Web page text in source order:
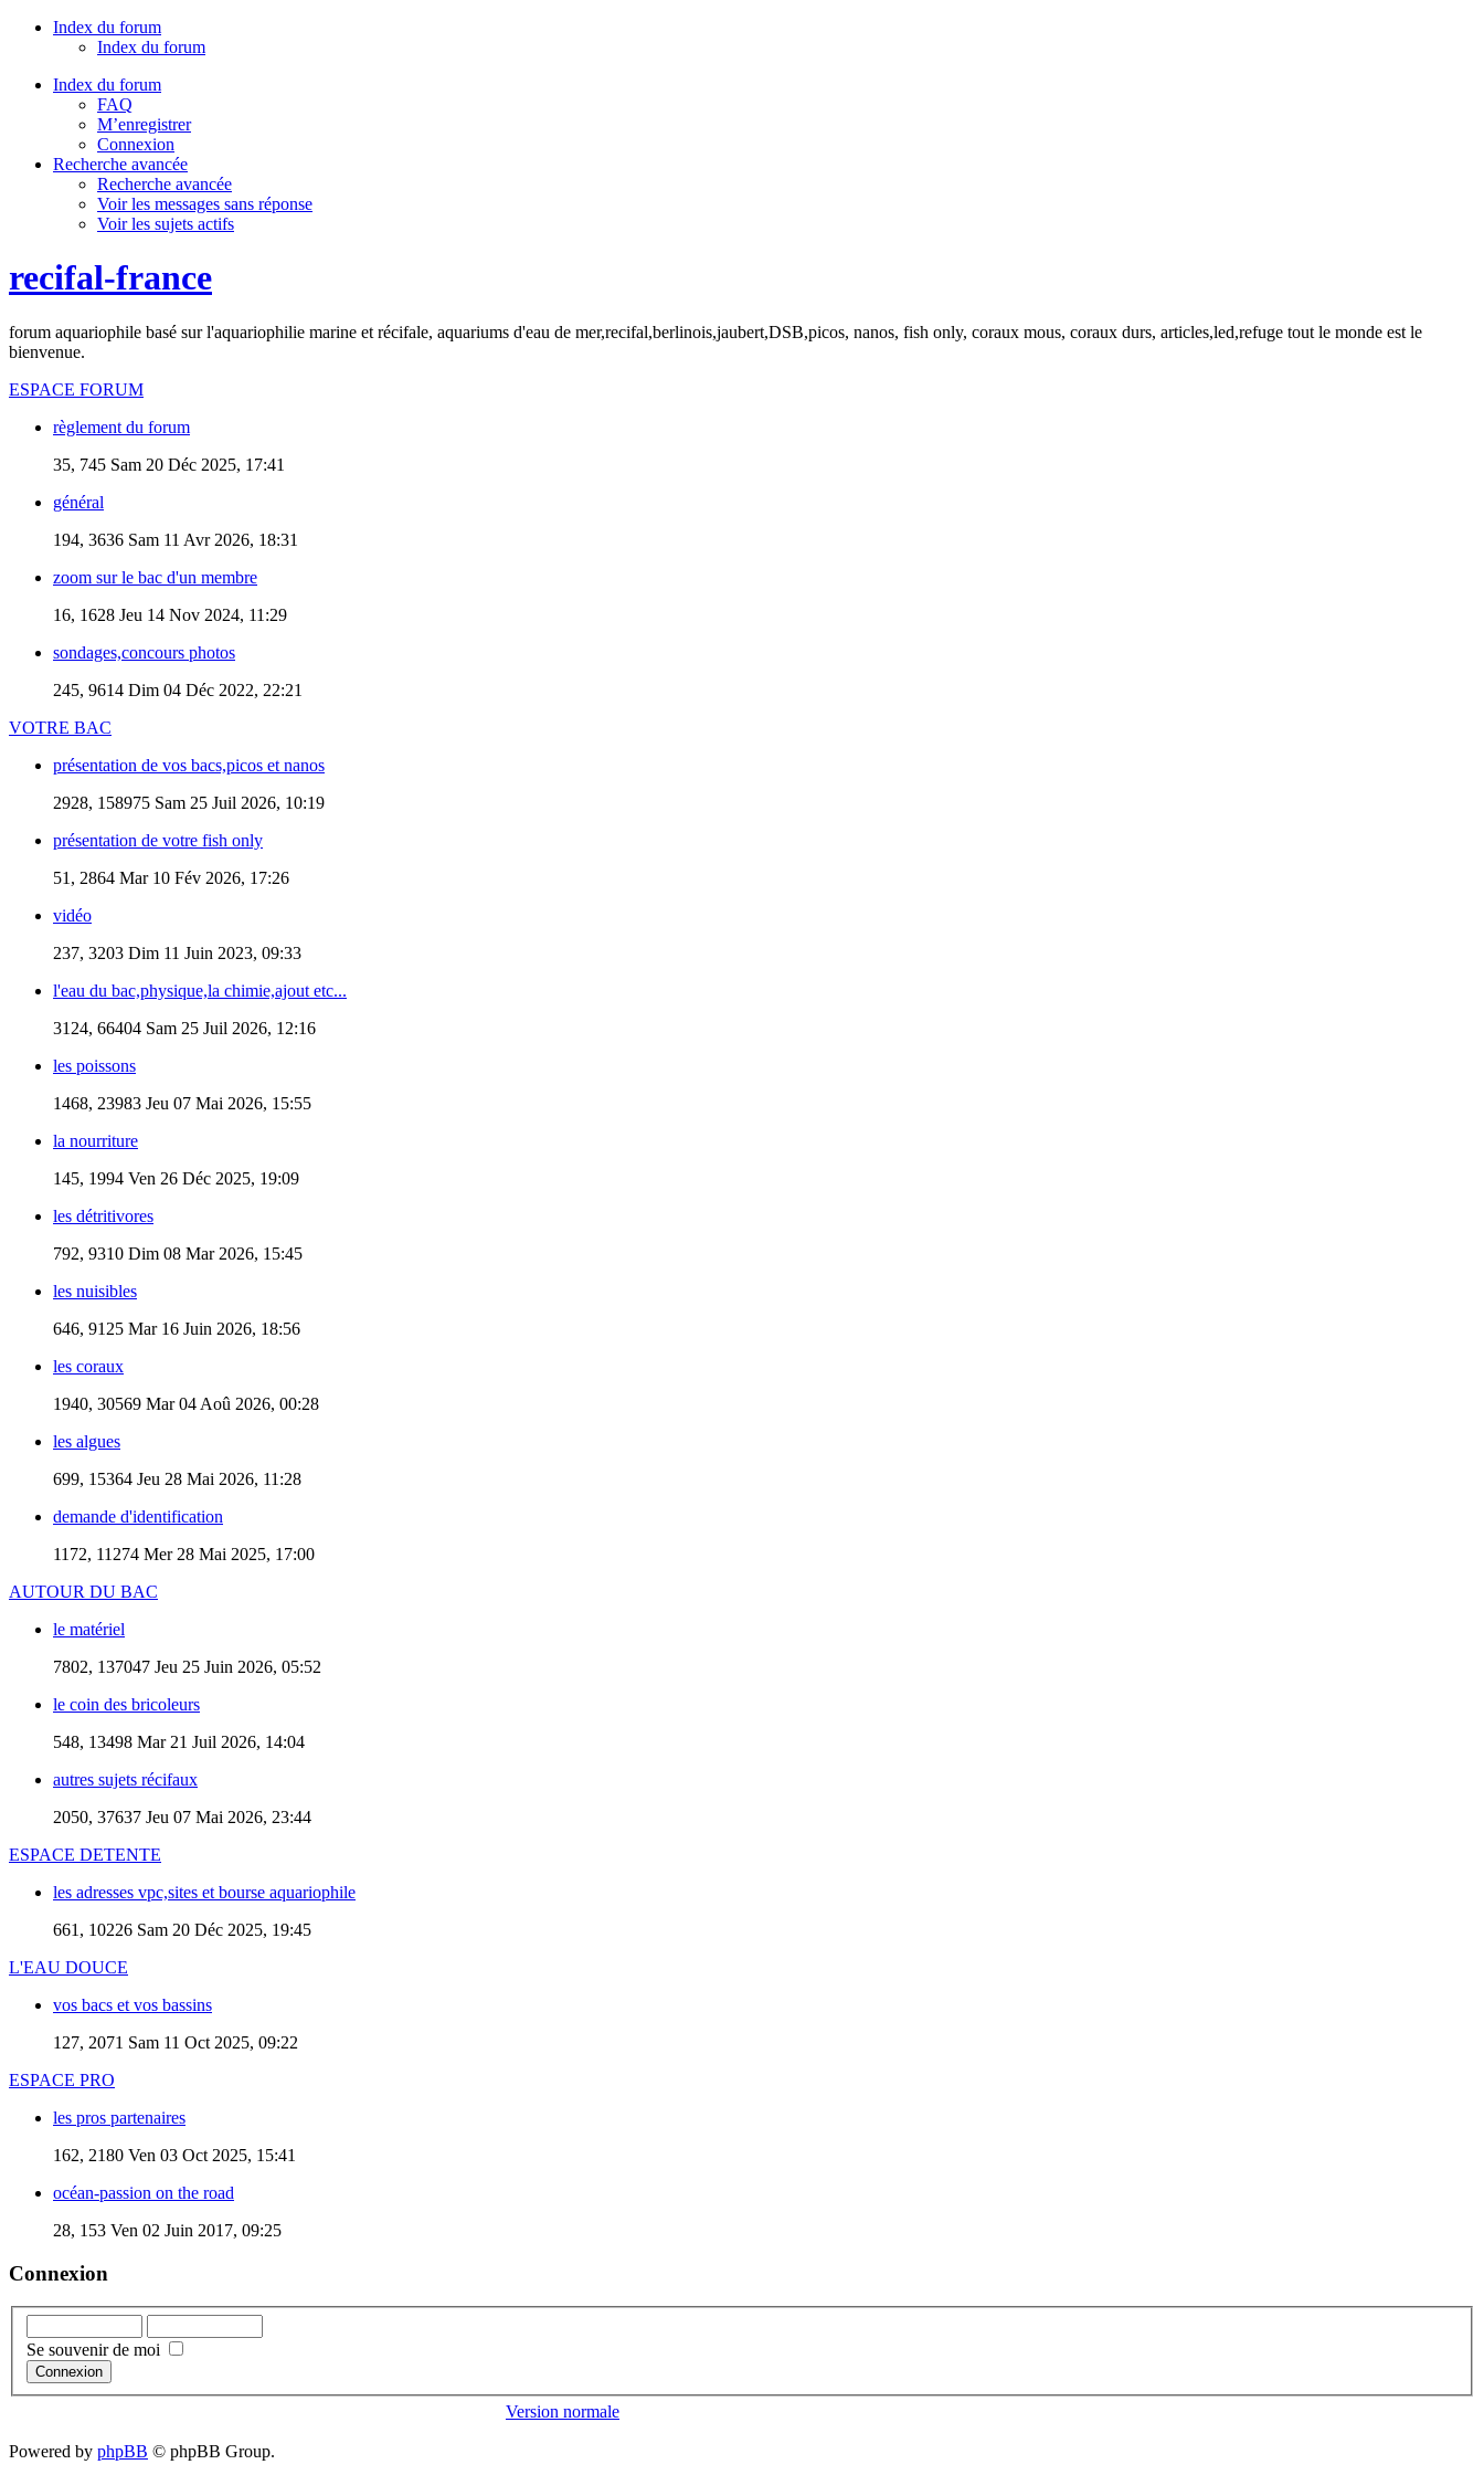
Index du forum
Index du forum
Index du forum
FAQ
M’enregistrer
Connexion
Recherche avancée
Recherche avancée
Voir les messages sans réponse
Voir les sujets actifs
recifal-france
forum aquariophile basé sur l'aquariophilie marine et récifale, aquariums d'eau de mer,recifal,berlinois,jaubert,DSB,picos, nanos, fish only, coraux mous, coraux durs, articles,led,refuge tout le monde est le
bienvenue.
ESPACE FORUM
règlement du forum
35, 745 Sam 20 Déc 2025, 17:41
général
194, 3636 Sam 11 Avr 2026, 18:31
zoom sur le bac d'un membre
16, 1628 Jeu 14 Nov 2024, 11:29
sondages,concours photos
245, 9614 Dim 04 Déc 2022, 22:21
VOTRE BAC
présentation de vos bacs,picos et nanos
2928, 158975 Sam 25 Juil 2026, 10:19
présentation de votre fish only
51, 2864 Mar 10 Fév 2026, 17:26
vidéo
237, 3203 Dim 11 Juin 2023, 09:33
l'eau du bac,physique,la chimie,ajout etc...
3124, 66404 Sam 25 Juil 2026, 12:16
les poissons
1468, 23983 Jeu 07 Mai 2026, 15:55
la nourriture
145, 1994 Ven 26 Déc 2025, 19:09
les détritivores
792, 9310 Dim 08 Mar 2026, 15:45
les nuisibles
646, 9125 Mar 16 Juin 2026, 18:56
les coraux
1940, 30569 Mar 04 Aoû 2026, 00:28
les algues
699, 15364 Jeu 28 Mai 2026, 11:28
demande d'identification
1172, 11274 Mer 28 Mai 2025, 17:00
AUTOUR DU BAC
le matériel
7802, 137047 Jeu 25 Juin 2026, 05:52
le coin des bricoleurs
548, 13498 Mar 21 Juil 2026, 14:04
autres sujets récifaux
2050, 37637 Jeu 07 Mai 2026, 23:44
ESPACE DETENTE
les adresses vpc,sites et bourse aquariophile
661, 10226 Sam 20 Déc 2025, 19:45
L'EAU DOUCE
vos bacs et vos bassins
127, 2071 Sam 11 Oct 2025, 09:22
ESPACE PRO
les pros partenaires
162, 2180 Ven 03 Oct 2025, 15:41
océan-passion on the road
28, 153 Ven 02 Juin 2017, 09:25
Connexion
Se souvenir de moi
Version normale
Powered by phpBB © phpBB Group.